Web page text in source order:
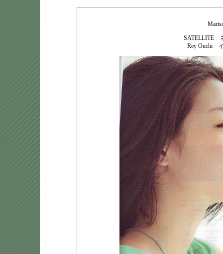
SATELLITE
Rey Ouchi